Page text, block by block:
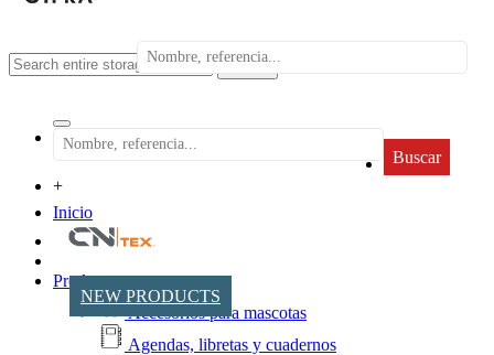
search
Buscar
+
Inicio
NEW PRODUCTS
Productos
Accesorios para mascotas
Agendas, libretas y cuadernos